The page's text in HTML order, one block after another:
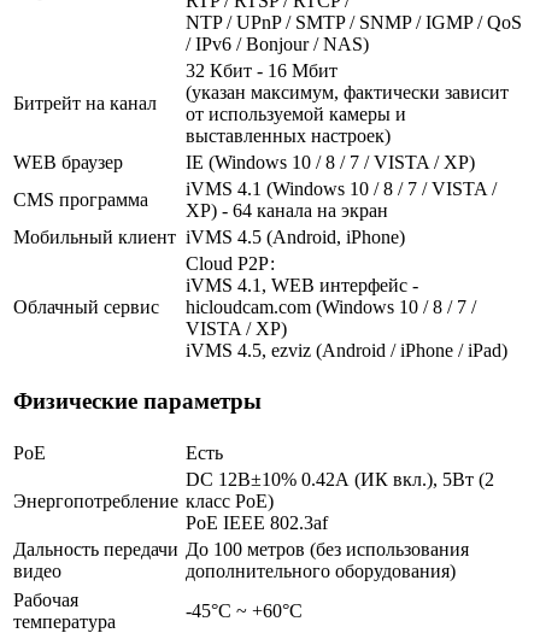
NTP / UPnP / SMTP / SNMP / IGMP / QoS
/ IPv6 / Bonjour / NAS)
Битрейт на канал
32 Кбит - 16 Мбит
(указан максимум, фактически зависит
от используемой камеры и
выставленных настроек)
WEB браузер
IE (Windows 10 / 8 / 7 / VISTA / XP)
CMS программа
iVMS 4.1 (Windows 10 / 8 / 7 / VISTA /
XP) - 64 канала на экран
Мобильный клиент iVMS 4.5 (Android, iPhone)
Облачный сервис
Cloud Р2Р:
iVMS 4.1, WEB интерфейс -
hicloudcam.com (Windows 10 / 8 / 7 /
VISTA / XP)
iVMS 4.5, ezviz (Android / iPhone / iPad)
Физические параметры
PoE Есть
Энергопотребление
DC 12В±10% 0.42А (ИК вкл.), 5Вт (2
класс PoE)
PoE IEEE 802.3af
Дальность передачи
видео
До 100 метров (без использования
дополнительного оборудования)
Рабочая
температура
-45°С ~ +60°С